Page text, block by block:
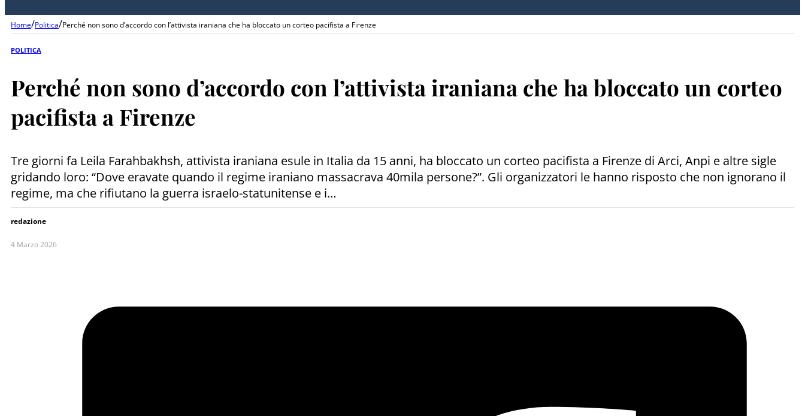
Home/Politica/Perché non sono d’accordo con l’attivista iraniana che ha bloccato un corteo pacifista a Firenze
POLITICA
Perché non sono d’accordo con l’attivista iraniana che ha bloccato un corteo
pacifista a Firenze
Tre giorni fa Leila Farahbakhsh, attivista iraniana esule in Italia da 15 anni, ha bloccato un corteo pacifista a Firenze di Arci, Anpi e altre sigle
gridando loro: “Dove eravate quando il regime iraniano massacrava 40mila persone?”. Gli organizzatori le hanno risposto che non ignorano il
regime, ma che rifiutano la guerra israelo-statunitense e i…
redazione
4 Marzo 2026